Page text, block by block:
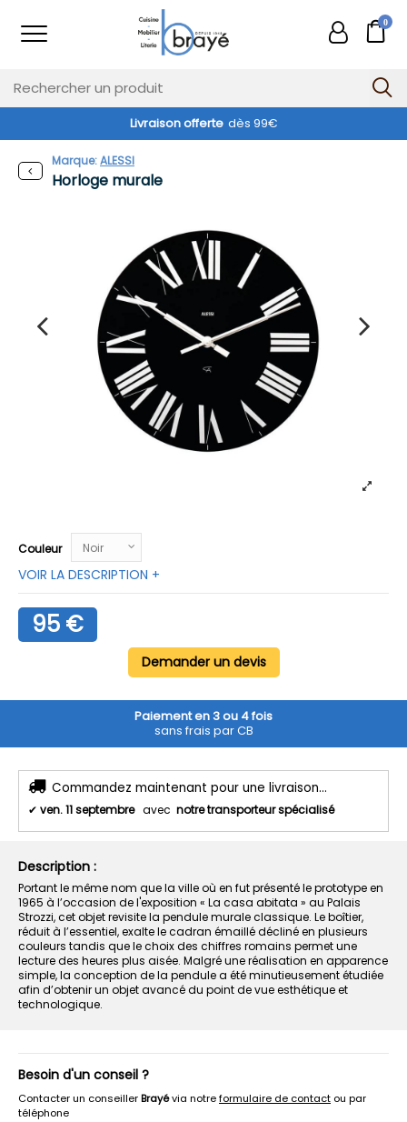
0
Livraison offerte dès 99€
Horloge murale
Marque:ALESSI
Couleur
VOIR LA DESCRIPTION +
95 €
Demander un devis
Paiement en 3 ou 4 fois
sans frais par CB
Commandez maintenant pour une livraison...
✔ ven. 11 septembre avec notre transporteur spécialisé
Description :
Portant le même nom que la ville où en fut présenté le prototype en
1965 à l’occasion de l'exposition « La casa abitata » au Palais
Strozzi, cet objet revisite la pendule murale classique. Le boîtier,
réduit à l’essentiel, exalte le cadran émaillé décliné en plusieurs
couleurs tandis que le choix des chiffres romains permet une
lecture des heures plus aisée. Malgré une réalisation en apparence
simple, la conception de la pendule a été minutieusement étudiée
afin d’obtenir un objet avancé du point de vue esthétique et
technologique.
Besoin d'un conseil ?
Contacter un conseillerBrayévia notreformulaire de contact ou par
téléphone